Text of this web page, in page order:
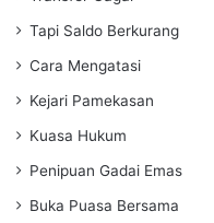
Tapi Saldo Berkurang
Cara Mengatasi
Kejari Pamekasan
Kuasa Hukum
Penipuan Gadai Emas
Buka Puasa Bersama